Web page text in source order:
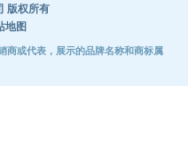
版权所有
地图
商或代表，展示的品牌名称和商标属